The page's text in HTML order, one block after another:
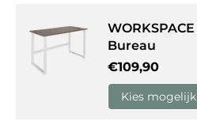
Bureau
Reguliere prijs
€109,90
Kies